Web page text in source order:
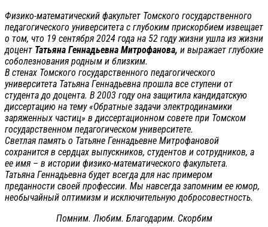
Физико-математический факультет Томского государственного
педагогического университета с глубоким прискорбием извещает
о том, что 19 сентября 2024 года на 52 году жизни ушла из жизни
доцент Татьяна Геннадьевна Митрофанова, и выражает глубокие
соболезнования родным и близким.
В стенах Томского государственного педагогического
университета Татьяна Геннадьевна прошла все ступени от
студента до доцента. В 2003 году она защитила кандидатскую
диссертацию на тему «Обратные задачи электродинамики
заряженных частиц» в диссертационном совете при Томском
государственном педагогическом университете.
Светлая память о Татьяне Геннадьевне Митрофановой
сохранится в сердцах выпускников, студентов и сотрудников, а
ее имя – в истории физико-математического факультета.
Татьяна Геннадьевна будет всегда для нас примером
преданности своей профессии. Мы навсегда запомним ее юмор,
необычайный оптимизм и исключительную добросовестность.
Помним. Любим. Благодарим. Скорбим